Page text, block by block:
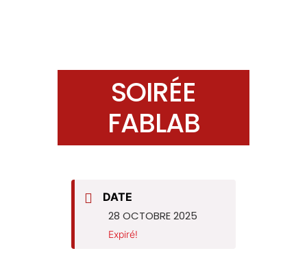
SOIRÉE
FABLAB
DATE
28 OCTOBRE 2025
Expiré!